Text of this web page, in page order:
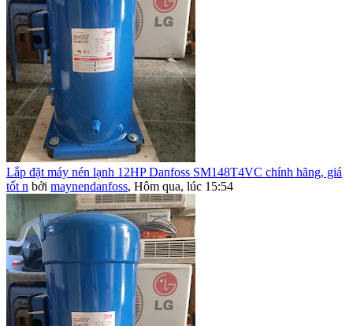
Lắp đặt máy nén lạnh 12HP Danfoss SM148T4VC chính hãng, giá
tốt n bởi maynendanfoss, Hôm qua, lúc 15:54